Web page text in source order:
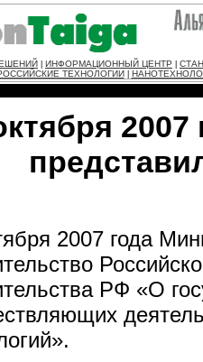
ИНФОРМАЦИОННЫЙ ЦЕНТР
ТЕХНОЛОГИИ
2007 года
РФ «О